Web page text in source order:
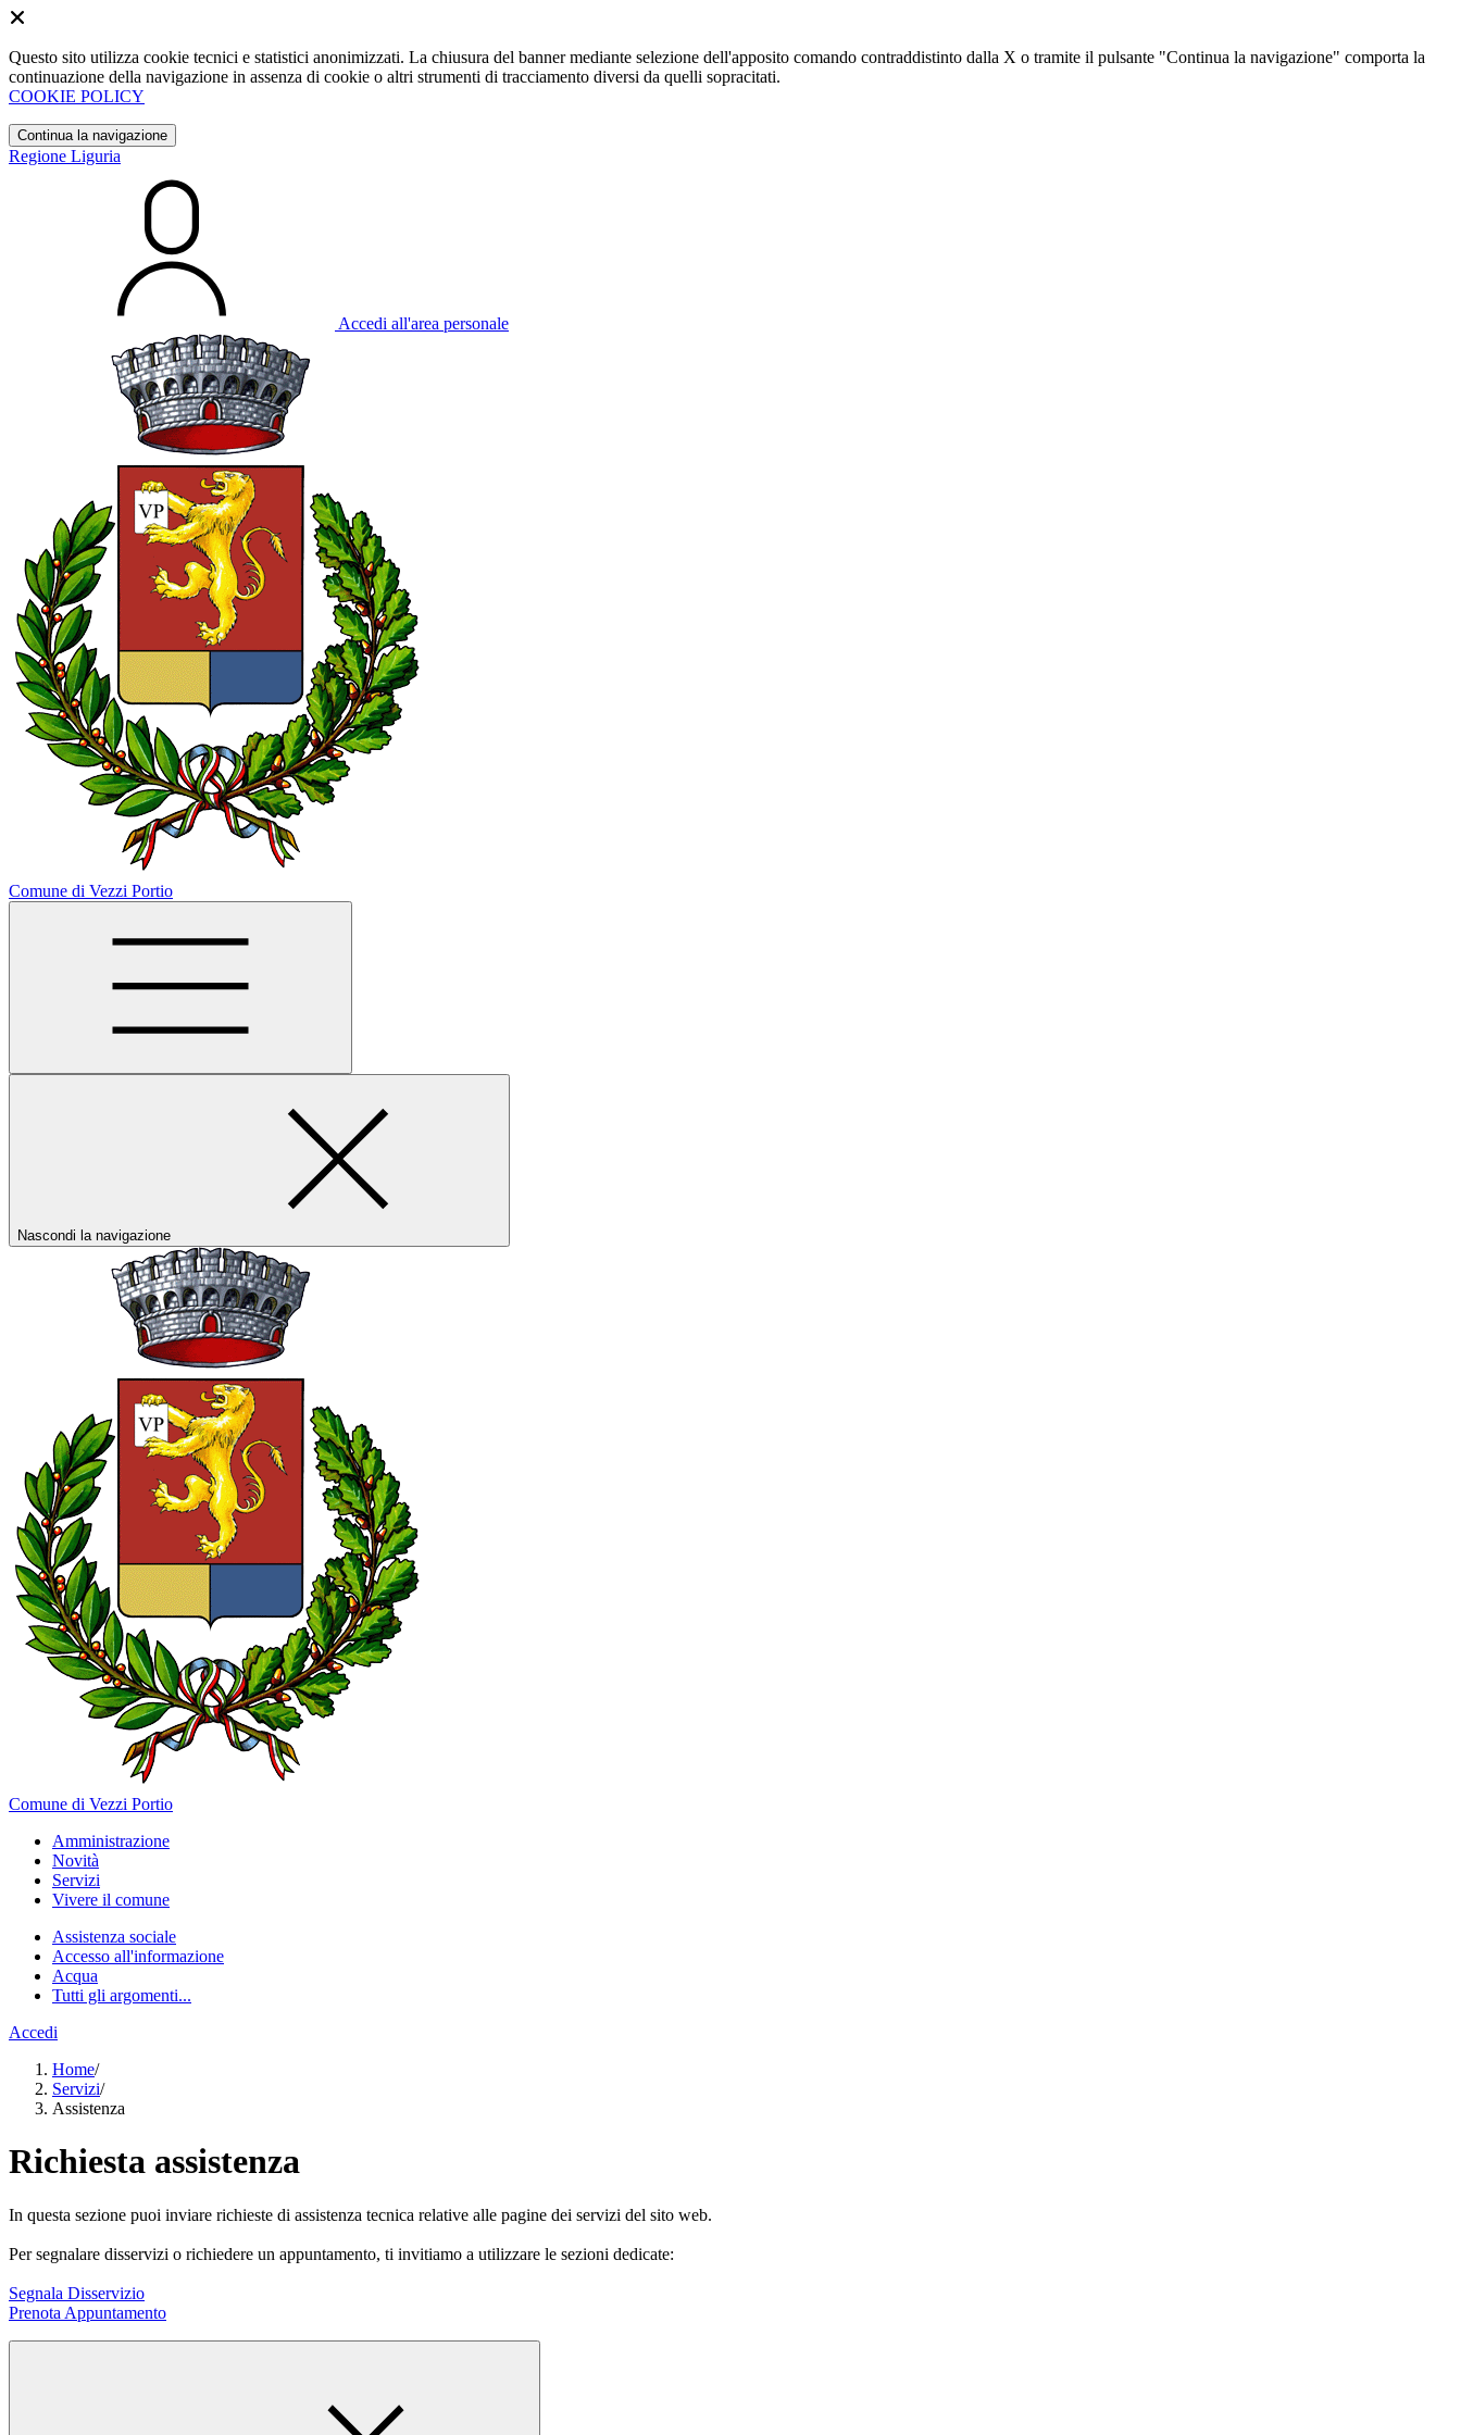
Questo sito utilizza cookie tecnici e statistici anonimizzati. La chiusura del banner mediante selezione dell'apposito comando contraddistinto dalla X o tramite il pulsante "Continua la navigazione" comporta la
continuazione della navigazione in assenza di cookie o altri strumenti di tracciamento diversi da quelli sopracitati.
COOKIE POLICY
Continua la navigazione
Regione Liguria
Accedi all'area personale
Comune di Vezzi Portio
Nascondi la navigazione
Comune di Vezzi Portio
Amministrazione
Novità
Servizi
Vivere il comune
Assistenza sociale
Accesso all'informazione
Acqua
Tutti gli argomenti...
Accedi
Home/
Servizi/
Assistenza
Richiesta assistenza
In questa sezione puoi inviare richieste di assistenza tecnica relative alle pagine dei servizi del sito web.
Per segnalare disservizi o richiedere un appuntamento, ti invitiamo a utilizzare le sezioni dedicate:
Segnala Disservizio
Prenota Appuntamento